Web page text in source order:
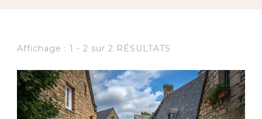
Affichage : 1 - 2 sur 2 RÉSULTATS